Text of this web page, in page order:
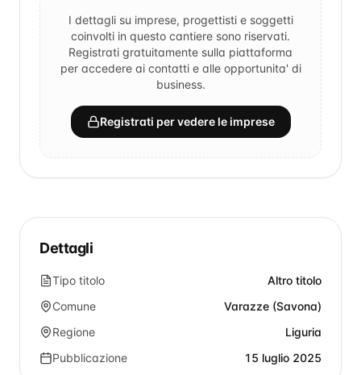
I dettagli su imprese, progettisti e soggetti
coinvolti in questo cantiere sono riservati.
Registrati gratuitamente sulla piattaforma
per accedere ai contatti e alle opportunita' di
business.
Registrati per vedere le imprese
Dettagli
Tipo titolo
Altro titolo
Comune
Varazze (Savona)
Regione
Liguria
Pubblicazione
15 luglio 2025